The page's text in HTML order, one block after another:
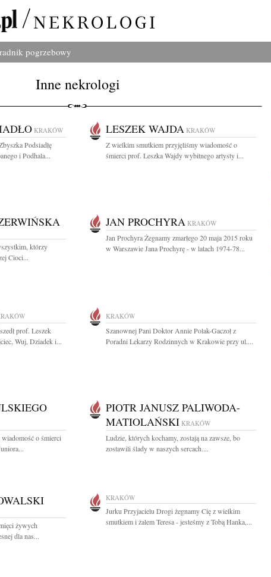
pogrzebowy
Inne nekrologi
KRAKÓW
Podsiadłę
i Podhala...
LESZEK WAJDA KRAKÓW
Z wielkim smutkiem przyjęliśmy wiadomość o
śmierci prof. Leszka Wajdy wybitnego artysty i...
którzy
Cioci...
JAN PROCHYRA KRAKÓW
Jan Prochyra Żegnamy zmarłego 20 maja 2015 roku
w Warszawie Jana Prochyrę - w latach 1974-78...
prof. Leszek
Wuj, Dziadek i...
KRAKÓW
Szanownej Pani Doktor Annie Polak-Gaczoł z
Poradni Lekarzy Rodzinnych w Krakowie przy ul....
o śmierci
PIOTR JANUSZ PALIWODA-
MATIOLAŃSKI KRAKÓW
Ludzie, których kochamy, zostają na zawsze, bo
zostawili ślady w naszych sercach....
żywych
dla nas...
KRAKÓW
Jurku Przyjacielu Drogi żegnamy Cię z wielkim
smutkiem i żalem Teresa - jesteśmy z Tobą Hanka,...